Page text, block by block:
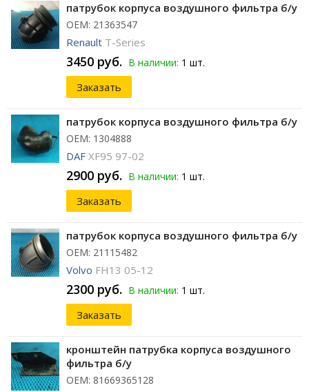
патрубок корпуса воздушного фильтра б/у
ОЕМ: 21363547
Renault T-Series
3450 руб. В наличии: 1 шт.
Заказать
патрубок корпуса воздушного фильтра б/у
ОЕМ: 1304888
DAF XF95 97-02
2900 руб. В наличии: 1 шт.
Заказать
патрубок корпуса воздушного фильтра б/у
ОЕМ: 21115482
Volvo FH13 05-12
2300 руб. В наличии: 1 шт.
Заказать
кронштейн патрубка корпуса воздушного
фильтра б/у
ОЕМ: 81669365128